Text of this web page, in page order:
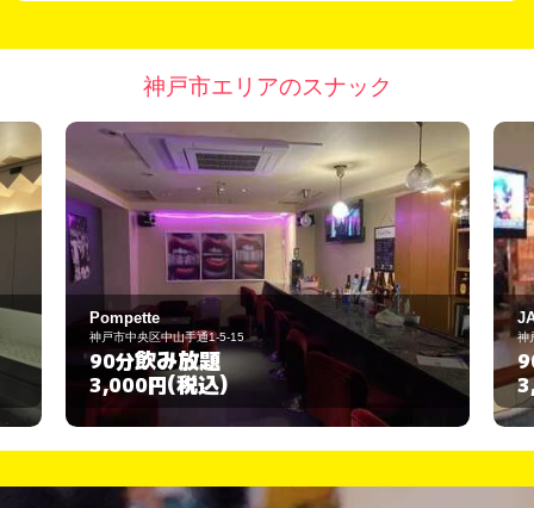
神戸市エリアのスナック
JAGUAR
神戸市北区緑町7-3-66
90分飲み放題
3,000円 (税込)